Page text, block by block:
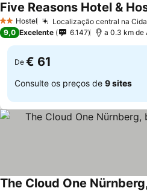
2 Estrelas
Hostel Localização central na
Five Reasons Hotel &
9,0 Excelente 6.147 a 0.3 km de
De € 61
Consulte os preços de 9 sites